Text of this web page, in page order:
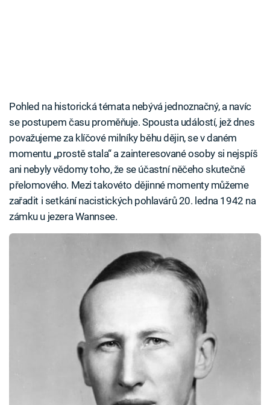
Pohled na historická témata nebývá jednoznačný, a navíc
se postupem času proměňuje. Spousta událostí, jež dnes
považujeme za klíčové milníky běhu dějin, se v daném
momentu „prostě stala“ a zainteresované osoby si nejspíš
ani nebyly vědomy toho, že se účastní něčeho skutečně
přelomového. Mezi takovéto dějinné momenty můžeme
zařadit i setkání nacistických pohlavárů 20. ledna 1942 na
zámku u jezera Wannsee.